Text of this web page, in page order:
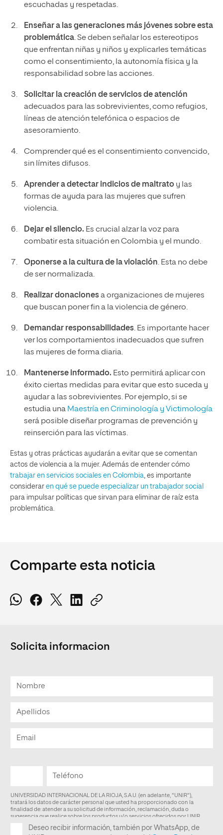
escuchadas y respetadas.
Enseñar a las generaciones más jóvenes sobre esta
problemática. Se deben señalar los estereotipos
que enfrentan niñas y niños y explicarles temáticas
como el consentimiento, la autonomía física y la
responsabilidad sobre las acciones.
Solicitar la creación de servicios de atención
adecuados para las sobrevivientes, como refugios,
líneas de atención telefónica o espacios de
asesoramiento.
Comprender qué es el consentimiento convencido,
sin límites difusos.
Aprender a detectar indicios de maltrato y las
formas de ayuda para las mujeres que sufren
violencia.
Dejar el silencio. Es crucial alzar la voz para
combatir esta situación en Colombia y el mundo.
Oponerse a la cultura de la violación. Esta no debe
de ser normalizada.
Realizar donacionesa organizaciones de mujeres
que buscan poner fin a la violencia de género.
Demandar responsabilidades. Es importante hacer
ver los comportamientos inadecuados que sufren
las mujeres de forma diaria.
Mantenerse informado. Esto permitirá aplicar con
éxito ciertas medidas para evitar que esto suceda y
ayudar a las sobrevivientes. Por ejemplo, si se
estudia una Maestría en Criminología y Victimología
será posible diseñar programas de prevención y
reinserción para las víctimas.
Estas y otras prácticas ayudarán a evitar que se comentan
actos de violencia a la mujer. Además de entender cómo
trabajar en servicios sociales en Colombia, es importante
considerar en qué se puede especializar un trabajador social
para impulsar políticas que sirvan para eliminar de raíz esta
problemática.
Comparte esta noticia
Solicita informacion